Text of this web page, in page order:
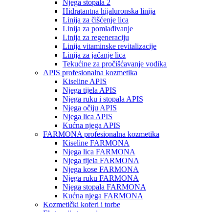
Njega stopala 2
Hidratantna hijaluronska linija
Linija za čišćenje lica
Linija za pomlađivanje
Linija za regeneraciju
Linija vitaminske revitalizacije
Linija za jačanje lica
Tekućine za pročišćavanje vodika
APIS profesionalna kozmetika
Kiseline APIS
Njega tijela APIS
Njega ruku i stopala APIS
Njega očiju APIS
Njega lica APIS
Kućna njega APIS
FARMONA profesionalna kozmetika
Kiseline FARMONA
Njega lica FARMONA
Njega tijela FARMONA
Njega kose FARMONA
Njega ruku FARMONA
Njega stopala FARMONA
Kućna njega FARMONA
Kozmetički koferi i torbe